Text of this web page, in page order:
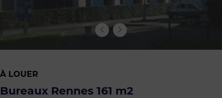
À LOUER
Bureaux Rennes 161 m2